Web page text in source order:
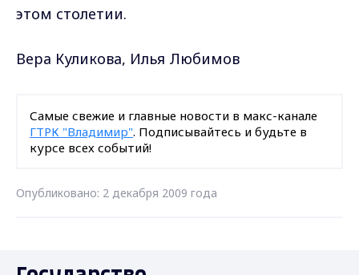
этом столетии.
Вера Куликова, Илья Любимов
Самые свежие и главные новости в макс-канале
ГТРК "Владимир". Подписывайтесь и будьте в
курсе всех событий!
Опубликовано: 2 декабря 2009 года